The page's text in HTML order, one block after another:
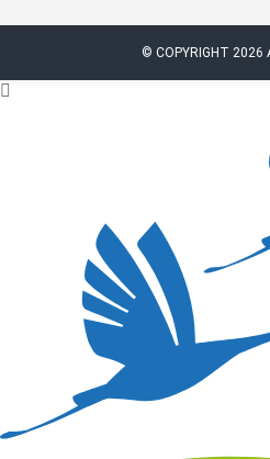
© COPYRIGHT 2026